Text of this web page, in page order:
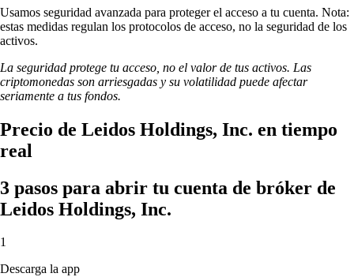
Usamos seguridad avanzada para proteger el acceso a tu cuenta. Nota:
estas medidas regulan los protocolos de acceso, no la seguridad de los
activos.
La seguridad protege tu acceso, no el valor de tus activos. Las
criptomonedas son arriesgadas y su volatilidad puede afectar
seriamente a tus fondos.
Precio de Leidos Holdings, Inc. en tiempo
real
3 pasos para abrir tu cuenta de bróker de
Leidos Holdings, Inc.
1
Descarga la app